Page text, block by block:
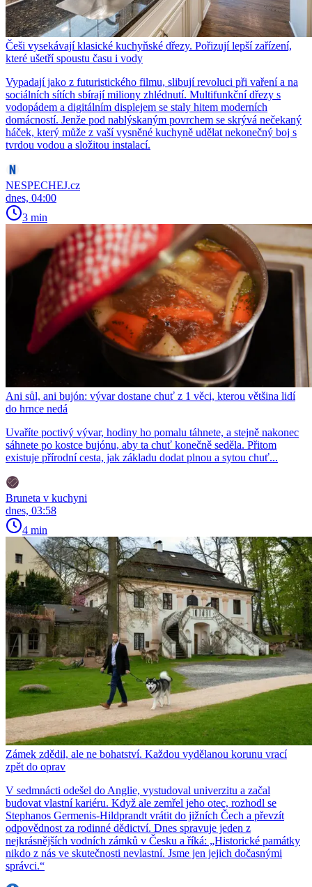
Češi vysekávají klasické kuchyňské dřezy. Pořizují lepší zařízení,
které ušetří spoustu času i vody
Vypadají jako z futuristického filmu, slibují revoluci při vaření a na
sociálních sítích sbírají miliony zhlédnutí. Multifunkční dřezy s
vodopádem a digitálním displejem se staly hitem moderních
domácností. Jenže pod nablýskaným povrchem se skrývá nečekaný
háček, který může z vaší vysněné kuchyně udělat nekonečný boj s
tvrdou vodou a složitou instalací.
NESPECHEJ.cz
dnes, 04:00
3 min
Ani sůl, ani bujón: vývar dostane chuť z 1 věci, kterou většina lidí
do hrnce nedá
Uvaříte poctivý vývar, hodiny ho pomalu táhnete, a stejně nakonec
sáhnete po kostce bujónu, aby ta chuť konečně seděla. Přitom
existuje přírodní cesta, jak základu dodat plnou a sytou chuť...
Bruneta v kuchyni
dnes, 03:58
4 min
Zámek zdědil, ale ne bohatství. Každou vydělanou korunu vrací
zpět do oprav
V sedmnácti odešel do Anglie, vystudoval univerzitu a začal
budovat vlastní kariéru. Když ale zemřel jeho otec, rozhodl se
Stephanos Germenis-Hildprandt vrátit do jižních Čech a převzít
odpovědnost za rodinné dědictví. Dnes spravuje jeden z
nejkrásnějších vodních zámků v Česku a říká: „Historické památky
nikdo z nás ve skutečnosti nevlastní. Jsme jen jejich dočasnými
správci.“